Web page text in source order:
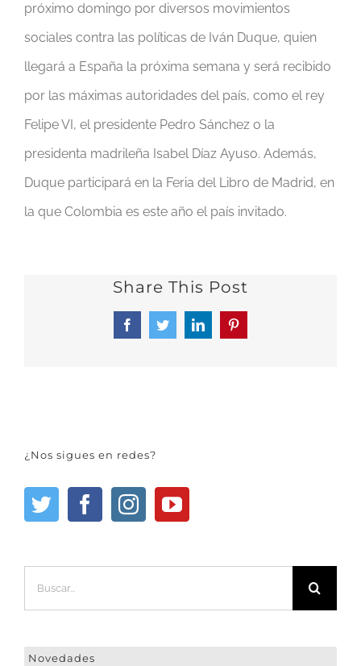
próximo domingo por diversos movimientos
sociales contra las políticas de Iván Duque, quien
llegará a España la próxima semana y será recibido
por las máximas autoridades del país, como el rey
Felipe VI, el presidente Pedro Sánchez o la
presidenta madrileña Isabel Díaz Ayuso. Además,
Duque participará en la Feria del Libro de Madrid, en
la que Colombia es este año el país invitado.
Share This Post
FacebookTwitterLinkedInPinterest
¿Nos sigues en redes?
Novedades